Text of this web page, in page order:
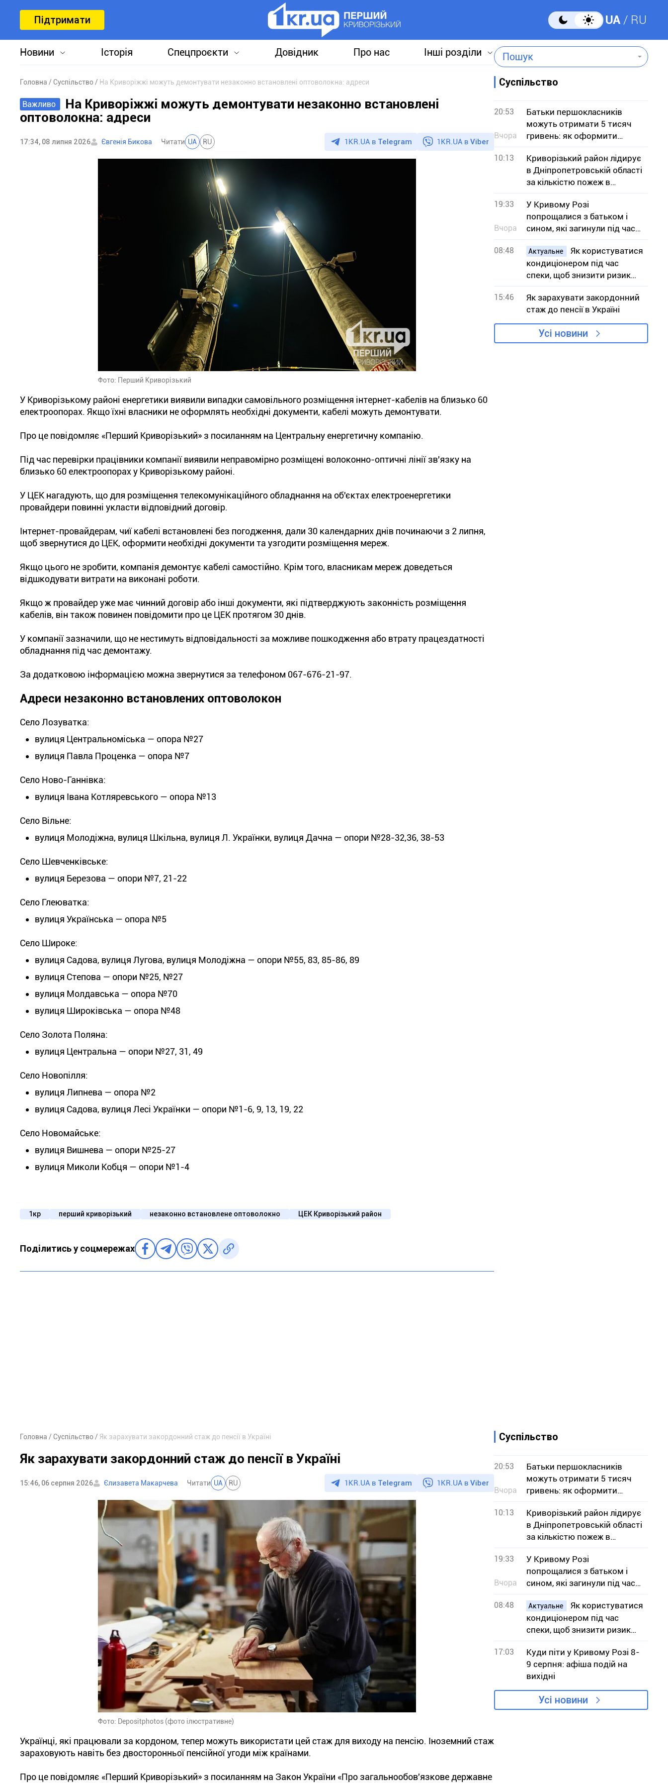
Підтримати UA RU
Новини Історія Спецпроєкти Довідник Про нас Інші розділи Пошук
Головна Суспільство На Криворіжжі можуть демонтувати незаконно встановлені оптоволокна: адреси
Важливо
На Криворіжжі можуть демонтувати незаконно встановлені
оптоволокна: адреси
17:34, 08 липня 2026 Євгенія Бикова Читати UA RU 1KR.UA в Telegram 1KR.UA в Viber
Фото: Перший Криворізький
У Криворізькому районі енергетики виявили випадки самовільного розміщення інтернет-кабелів на близько 60
електроопорах. Якщо їхні власники не оформлять необхідні документи, кабелі можуть демонтувати.
Про це повідомляє «Перший Криворізький» з посиланням на Центральну енергетичну компанію.
Під час перевірки працівники компанії виявили неправомірно розміщені волоконно-оптичні лінії зв'язку на
близько 60 електроопорах у Криворізькому районі.
У ЦЕК нагадують, що для розміщення телекомунікаційного обладнання на об'єктах електроенергетики
провайдери повинні укласти відповідний договір.
Інтернет-провайдерам, чиї кабелі встановлені без погодження, дали 30 календарних днів починаючи з 2 липня,
щоб звернутися до ЦЕК, оформити необхідні документи та узгодити розміщення мереж.
Якщо цього не зробити, компанія демонтує кабелі самостійно. Крім того, власникам мереж доведеться
відшкодувати витрати на виконані роботи.
Якщо ж провайдер уже має чинний договір або інші документи, які підтверджують законність розміщення
кабелів, він також повинен повідомити про це ЦЕК протягом 30 днів.
У компанії зазначили, що не нестимуть відповідальності за можливе пошкодження або втрату працездатності
обладнання під час демонтажу.
За додатковою інформацією можна звернутися за телефоном 067-676-21-97.
Адреси незаконно встановлених оптоволокон
Село Лозуватка:
вулиця Центральноміська — опора №27
вулиця Павла Проценка — опора №7
Село Ново-Ганнівка:
вулиця Івана Котляревського — опора №13
Село Вільне:
вулиця Молодіжна, вулиця Шкільна, вулиця Л. Українки, вулиця Дачна — опори №28-32,36, 38-53
Село Шевченківське:
вулиця Березова — опори №7, 21-22
Село Глеюватка:
вулиця Українська — опора №5
Село Широке:
вулиця Садова, вулиця Лугова, вулиця Молодіжна — опори №55, 83, 85-86, 89
вулиця Степова — опори №25, №27
вулиця Молдавська — опора №70
вулиця Широківська — опора №48
Село Золота Поляна:
вулиця Центральна — опори №27, 31, 49
Село Новопілля:
вулиця Липнева — опора №2
вулиця Садова, вулиця Лесі Українки — опори №1-6, 9, 13, 19, 22
Село Новомайське:
вулиця Вишнева — опори №25-27
вулиця Миколи Кобця — опори №1-4
1кр перший криворізький незаконно встановлене оптоволокно ЦЕК Криворізький район
Поділитись у соцмережах
Суспільство
20:53
Вчора
Батьки першокласників
можуть отримати 5 тисяч
гривень: як оформити
«Пакунок школяра»
10:13
Криворізький район лідирує
в Дніпропетровській області
за кількістю пожеж в
екосистемах
19:33
Вчора
У Кривому Розі
попрощалися з батьком і
сином, які загинули під час
атаки на АЗС
08:48 Актуальне
Як користуватися
кондиціонером під час
спеки, щоб знизити ризик
вимушених відключень
світла
15:46
Як зарахувати закордонний
стаж до пенсії в Україні
Усі новини
Головна Суспільство Як зарахувати закордонний стаж до пенсії в Україні
Як зарахувати закордонний стаж до пенсії в Україні
15:46, 06 серпня 2026 Єлизавета Макарчева Читати UA RU 1KR.UA в Telegram 1KR.UA в Viber
Фото: Depositphotos (фото ілюстративне)
Українці, які працювали за кордоном, тепер можуть використати цей стаж для виходу на пенсію. Іноземний стаж
зараховують навіть без двосторонньої пенсійної угоди між країнами.
Про це повідомляє «Перший Криворізький» з посиланням на Закон України «Про загальнообов'язкове державне
Суспільство
20:53
Вчора
Батьки першокласників
можуть отримати 5 тисяч
гривень: як оформити
«Пакунок школяра»
10:13
Криворізький район лідирує
в Дніпропетровській області
за кількістю пожеж в
екосистемах
19:33
Вчора
У Кривому Розі
попрощалися з батьком і
сином, які загинули під час
атаки на АЗС
08:48 Актуальне
Як користуватися
кондиціонером під час
спеки, щоб знизити ризик
вимушених відключень
світла
17:03
Куди піти у Кривому Розі 8-
9 серпня: афіша подій на
вихідні
Усі новини